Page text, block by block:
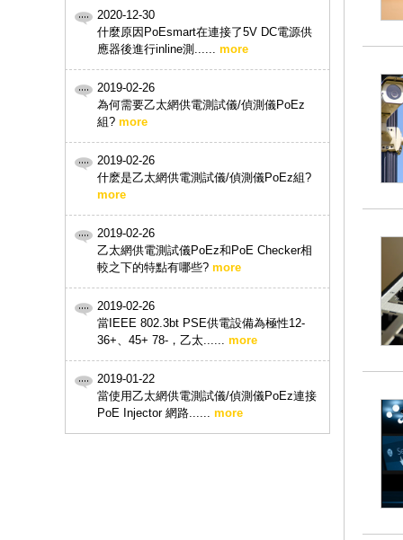
2020-12-30
什麼原因PoEsmart在連接了5V DC電源供
應器後進行inline測...... more
2019-02-26
為何需要乙太網供電測試儀/偵測儀PoEz
組? more
2019-02-26
什麽是乙太網供電測試儀/偵測儀PoEz組?
more
2019-02-26
乙太網供電測試儀PoEz和PoE Checker相
較之下的特點有哪些? more
2019-02-26
當IEEE 802.3bt PSE供電設備為極性12-
36+、45+ 78-，乙太...... more
2019-01-22
當使用乙太網供電測試儀/偵測儀PoEz連接
PoE Injector 網路...... more